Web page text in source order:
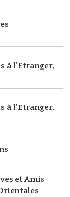
à l’Etranger,
à l’Etranger,
et Amis